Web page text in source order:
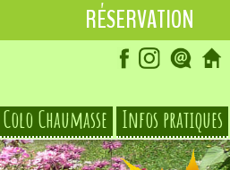
RÉSERVATION
Colo Chaumasse Infos pratiques